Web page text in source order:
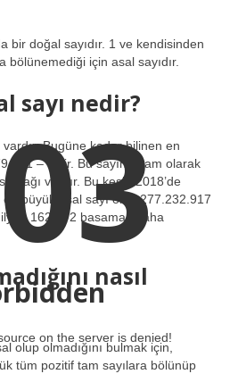
bir doğal sayıdır. 1 ve kendisinden
bölünemediği için asal sayıdır.
sayı nedir?
vardır. Bugüne kadar bilinen en
– 1’dir. Bu sayının tam olarak
vardır. Bu keşif, 2018’de
büyük asal sayı olan 277.232.917
162.272 basamak daha
nasıl
olup olmadığını bulmak için,
tüm pozitif tam sayılara bölünüp
on the server is denied!